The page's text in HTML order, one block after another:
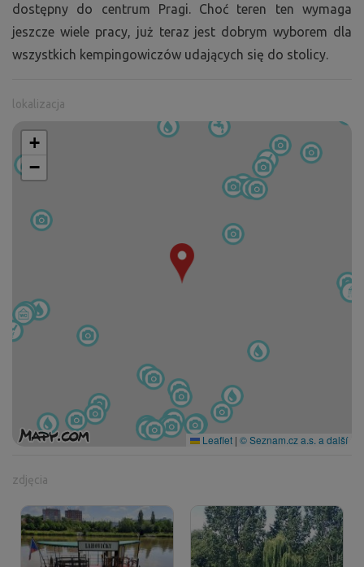
dostępny do centrum Pragi. Choć teren ten wymaga
jeszcze wiele pracy, już teraz jest dobrym wyborem dla
wszystkich kempingowiczów udających się do stolicy.
lokalizacja
+
−
Leaflet | © Seznam.cz a.s. a další
zdjęcia